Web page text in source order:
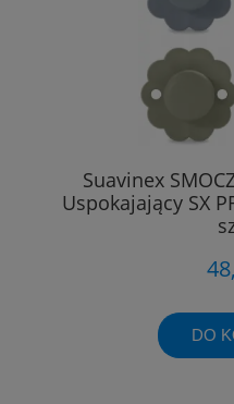
Suavinex
Uspokajający SX
DO